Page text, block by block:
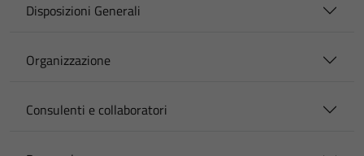
Disposizioni Generali
Organizzazione
Consulenti e collaboratori